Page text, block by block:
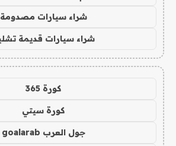
شراء سيارات مصدومة
شراء سيارات قديمة
كورة 365
كورة سيتي
جول العرب goalarab